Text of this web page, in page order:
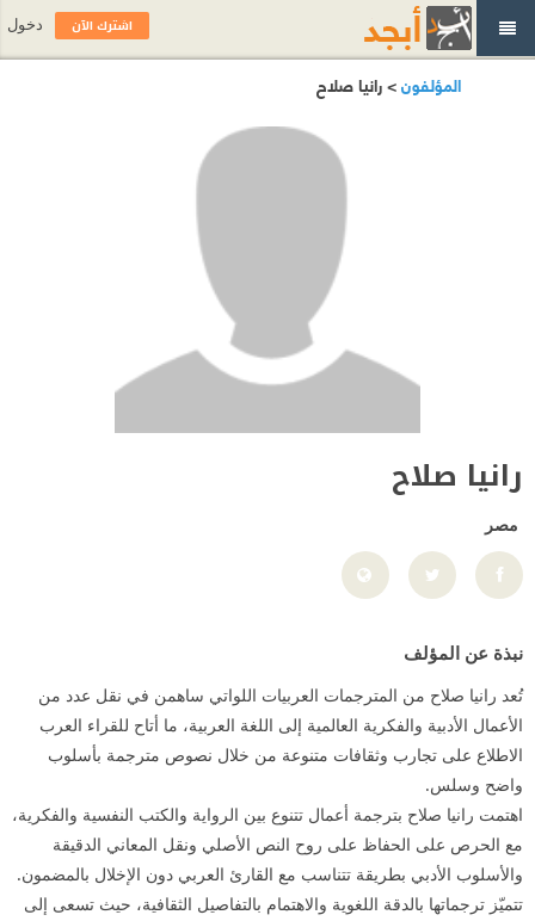
المؤلفون> رانيا صلاح
رانيا صلاح
مصر
نبذة عن المؤلف
تُعد رانيا صلاح من المترجمات العربيات اللواتي ساهمن في نقل عدد من
الأعمال الأدبية والفكرية العالمية إلى اللغة العربية، ما أتاح للقراء العرب
الاطلاع على تجارب وثقافات متنوعة من خلال نصوص مترجمة بأسلوب
واضح وسلس.
اهتمت رانيا صلاح بترجمة أعمال تتنوع بين الرواية والكتب النفسية والفكرية،
مع الحرص على الحفاظ على روح النص الأصلي ونقل المعاني الدقيقة
والأسلوب الأدبي بطريقة تتناسب مع القارئ العربي دون الإخلال بالمضمون.
تتميّز ترجماتها بالدقة اللغوية والاهتمام بالتفاصيل الثقافية، حيث تسعى إلى
اشترك الآن دخول